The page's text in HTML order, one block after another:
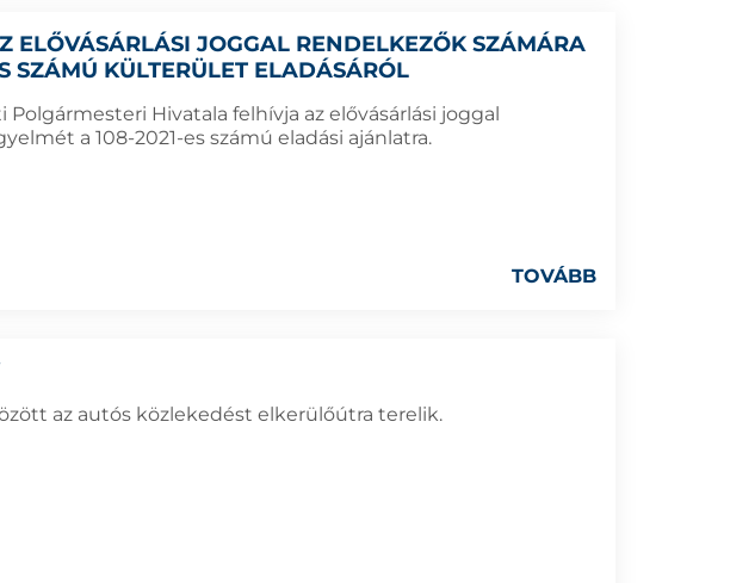
ELŐVÁSÁRLÁSI JOGGAL RENDELKEZŐK SZÁMÁRA
SZÁMÚ KÜLTERÜLET ELADÁSÁRÓL
Polgármesteri Hivatala felhívja az elővásárlási joggal
a 108-2021-es számú eladási ajánlatra.
TOVÁBB
az autós közlekedést elkerülőútra terelik.